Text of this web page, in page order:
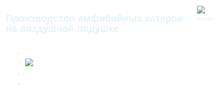
Производство амфибийных катеров
на воздушной подушке